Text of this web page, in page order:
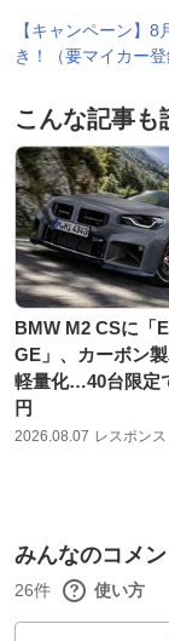
【キャンペーン】
き！（要マイカー
こんな記事も
BMW M2 CSに「
GE」、カーボン
軽量化…40台限定
円
2026.08.07 レスポンス
みんなのコメン
26件 使い方